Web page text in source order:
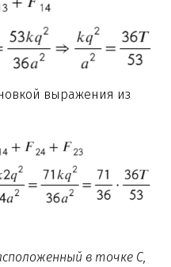
выражения из
в точке C,